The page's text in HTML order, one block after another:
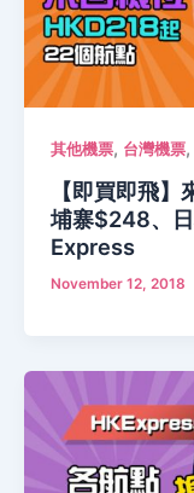
其他機票, 台灣機票,
【即買即飛
埔寨$248、
Express
November 12, 2018